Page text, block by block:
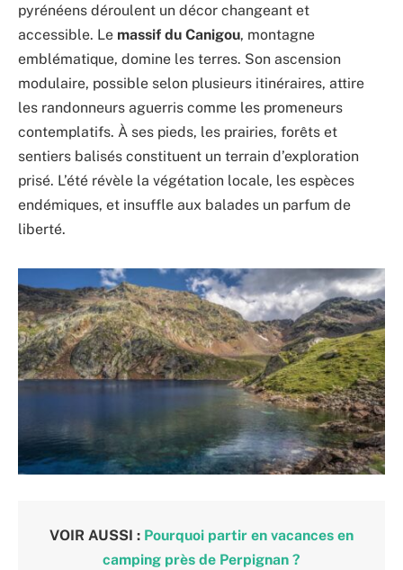
pyrénéens déroulent un décor changeant et
accessible. Le massif du Canigou, montagne
emblématique, domine les terres. Son ascension
modulaire, possible selon plusieurs itinéraires, attire
les randonneurs aguerris comme les promeneurs
contemplatifs. À ses pieds, les prairies, forêts et
sentiers balisés constituent un terrain d’exploration
prisé. L’été révèle la végétation locale, les espèces
endémiques, et insuffle aux balades un parfum de
liberté.
VOIR AUSSI : Pourquoi partir en vacances en
camping près de Perpignan ?